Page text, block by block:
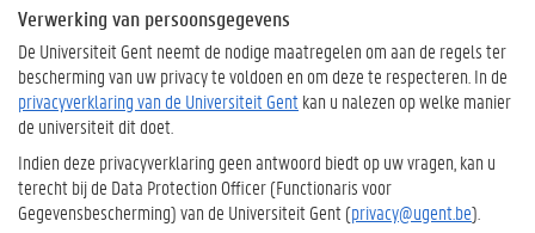
Verwerking van persoonsgegevens
De Universiteit Gent neemt de nodige maatregelen om aan de regels ter
bescherming van uw privacy te voldoen en om deze te respecteren. In de
privacyverklaring van de Universiteit Gentkan u nalezen op welke manier
de universiteit dit doet.
Indien deze privacyverklaring geen antwoord biedt op uw vragen, kan u
terecht bij de Data Protection Officer (Functionaris voor
Gegevensbescherming) van de Universiteit Gent (privacy@ugent.be).